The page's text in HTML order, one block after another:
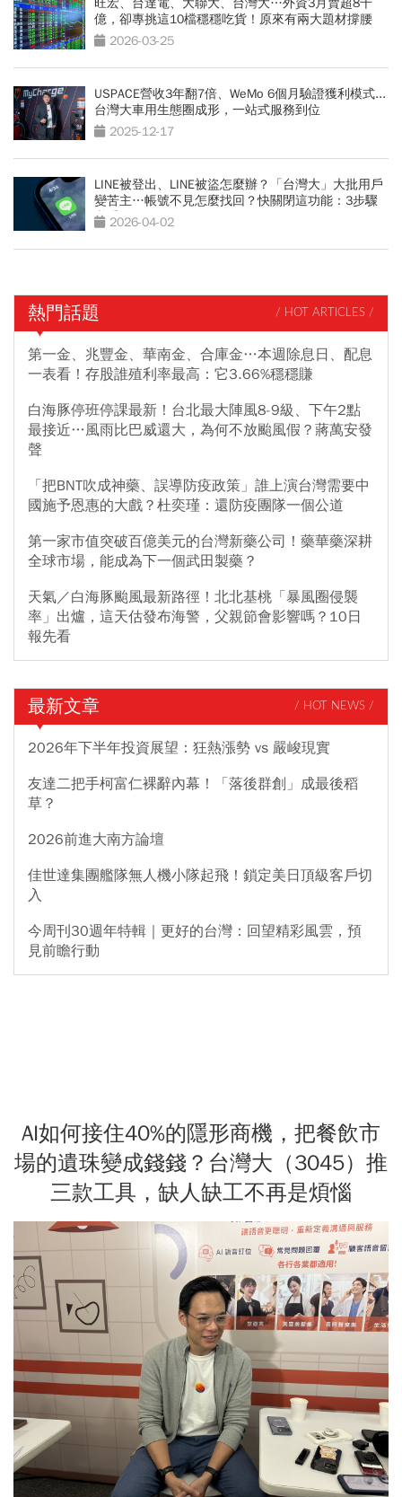
億，卻專挑這10檔穩穩吃貨！原來有兩大題材撐腰
2026-03-25
USPACE營收3年翻7倍、WeMo 6個月驗證獲利模式...
台灣大車用生態圈成形，一站式服務到位
2025-12-17
LINE被登出、LINE被盜怎麼辦？「台灣大」大批用戶
變苦主…帳號不見怎麼找回？快關閉這功能：3步驟
必看2026-04-02
熱門話題 / HOT ARTICLES /
第一金、兆豐金、華南金、合庫金…本週除息日、配息
一表看！存股誰殖利率最高：它3.66%穩穩賺
白海豚停班停課最新！台北最大陣風8-9級、下午2點
最接近…風雨比巴威還大，為何不放颱風假？蔣萬安發
聲
「把BNT吹成神藥、誤導防疫政策」誰上演台灣需要中
國施予恩惠的大戲？杜奕瑾：還防疫團隊一個公道
第一家市值突破百億美元的台灣新藥公司！藥華藥深耕
全球市場，能成為下一個武田製藥？
天氣／白海豚颱風最新路徑！北北基桃「暴風圈侵襲
率」出爐，這天估發布海警，父親節會影響嗎？10日
報先看
最新文章 / HOT NEWS /
2026年下半年投資展望：狂熱漲勢 vs 嚴峻現實
友達二把手柯富仁裸辭內幕！「落後群創」成最後稻
草？
2026前進大南方論壇
佳世達集團艦隊無人機小隊起飛！鎖定美日頂級客戶切
入
今周刊30週年特輯｜更好的台灣：回望精彩風雲，預
見前瞻行動
AI如何接住40%的隱形商機，把餐飲市
場的遺珠變成錢錢？台灣大（3045）推
三款工具，缺人缺工不再是煩惱